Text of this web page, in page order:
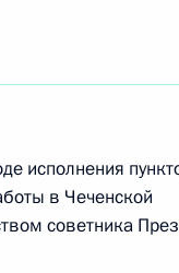
МЧС
исполнения
в Чеченской
советника